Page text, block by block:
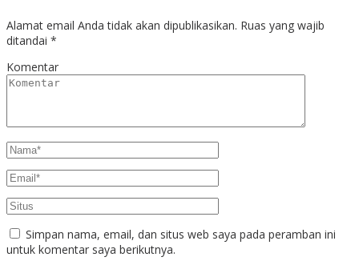
Alamat email Anda tidak akan dipublikasikan. Ruas yang wajib
ditandai *
Komentar
Simpan nama, email, dan situs web saya pada peramban ini
untuk komentar saya berikutnya.